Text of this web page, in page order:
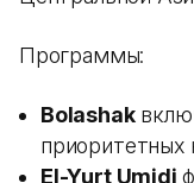
Программы:
Bolashak
приоритетных
El-Yurt Umidi